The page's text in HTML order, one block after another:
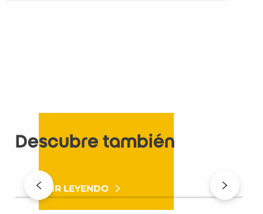
Descubre también
SEGUIR LEYENDO